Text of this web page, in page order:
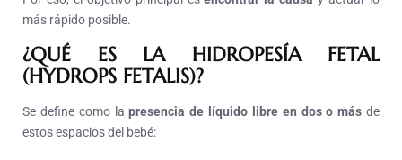
más rápido posible.
¿QUÉ ES LA HIDROPESÍA FETAL
(HYDROPS FETALIS)?
Se define como lapresencia de líquido libre en dos o más de
estos espacios del bebé: